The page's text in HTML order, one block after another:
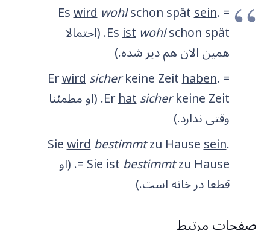
Eswirdwohlschon spätsein. =
Esistwohl
schon spät. (احتمالا
همین الان هم دیر شده.)
Erwirdsicherkeine Zeithaben. =
Erhatsicher
keine Zeit. (او مطمئنا
وقتی ندارد.)
Siewirdbestimmtzu Hausesein.
= Sieistbestimmtzu
Hause. (او
قطعا در خانه است.)